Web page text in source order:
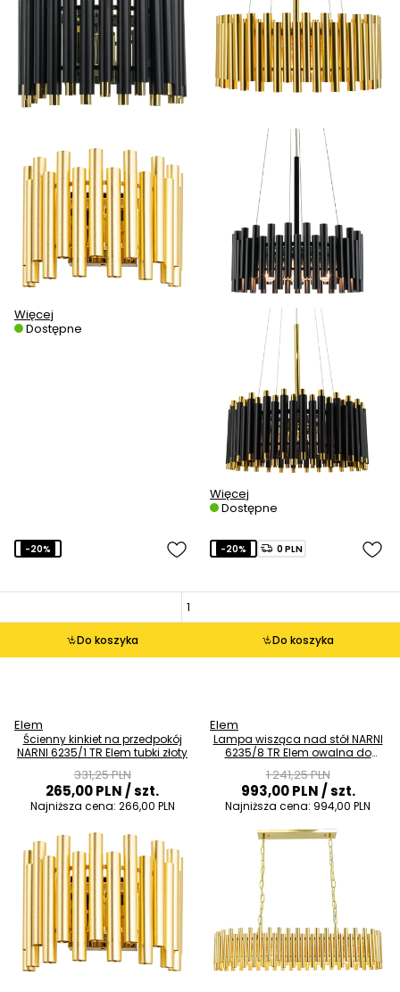
Więcej
Dostępne
Więcej
Dostępne
Do koszyka
-20%
Elem
Ścienny kinkiet na przedpokój
NARNI 6235/1 TR Elem tubki złoty
331,25 PLN
265,00 PLN/ szt.
Najniższa cena: 266,00 PLN
Do koszyka
-20% 0 PLN
Elem
Lampa wisząca nad stół NARNI
6235/8 TR Elem owalna do
1 241,25 PLN
993,00 PLN/ szt.
Najniższa cena: 994,00 PLN